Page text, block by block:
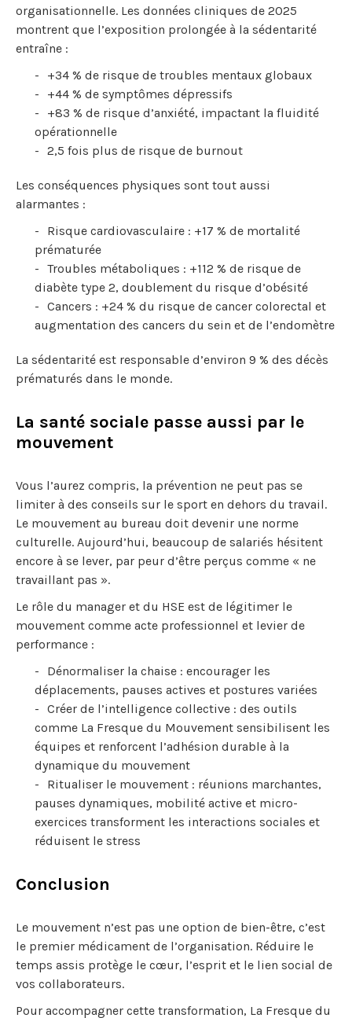
organisationnelle. Les données cliniques de 2025
montrent que l’exposition prolongée à la sédentarité
entraîne :
+34 % de risque de troubles mentaux globaux
+44 % de symptômes dépressifs
+83 % de risque d’anxiété, impactant la fluidité
opérationnelle
2,5 fois plus de risque de burnout
Les conséquences physiques sont tout aussi
alarmantes :
Risque cardiovasculaire : +17 % de mortalité
prématurée
Troubles métaboliques : +112 % de risque de
diabète type 2, doublement du risque d’obésité
Cancers : +24 % du risque de cancer colorectal et
augmentation des cancers du sein et de l’endomètre
La sédentarité est responsable d’environ 9 % des décès
prématurés dans le monde.
La santé sociale passe aussi par le
mouvement
Vous l’aurez compris, la prévention ne peut pas se
limiter à des conseils sur le sport en dehors du travail.
Le mouvement au bureau doit devenir une norme
culturelle. Aujourd’hui, beaucoup de salariés hésitent
encore à se lever, par peur d’être perçus comme « ne
travaillant pas ».
Le rôle du manager et du HSE est de légitimer le
mouvement comme acte professionnel et levier de
performance :
Dénormaliser la chaise : encourager les
déplacements, pauses actives et postures variées
Créer de l’intelligence collective : des outils
comme La Fresque du Mouvement sensibilisent les
équipes et renforcent l’adhésion durable à la
dynamique du mouvement
Ritualiser le mouvement : réunions marchantes,
pauses dynamiques, mobilité active et micro-
exercices transforment les interactions sociales et
réduisent le stress
Conclusion
Le mouvement n’est pas une option de bien-être, c’est
le premier médicament de l’organisation. Réduire le
temps assis protège le cœur, l’esprit et le lien social de
vos collaborateurs.
Pour accompagner cette transformation, La Fresque du